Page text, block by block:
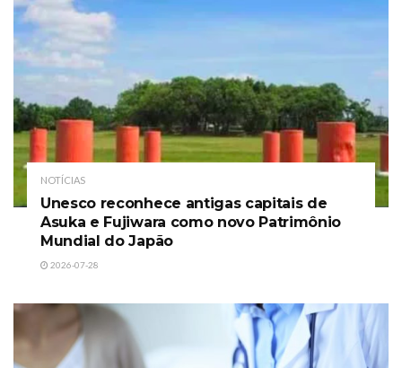
NOTÍCIAS
Unesco reconhece antigas capitais de
Asuka e Fujiwara como novo Patrimônio
Mundial do Japão
2026-07-28